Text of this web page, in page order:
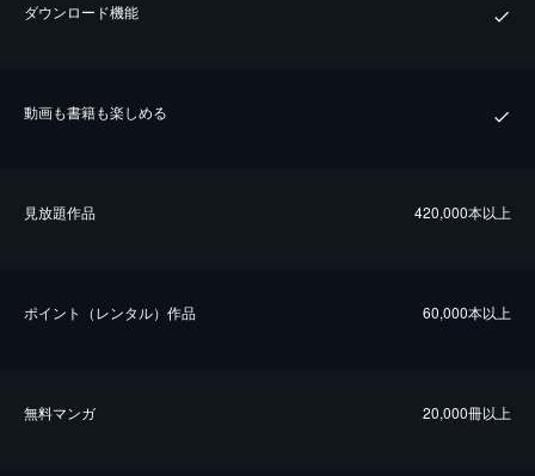
ダウンロード機能
動画も書籍も楽しめる
⾒放題作品 420,000本以上
ポイント（レンタル）作品 60,000本以上
無料マンガ 20,000冊以上